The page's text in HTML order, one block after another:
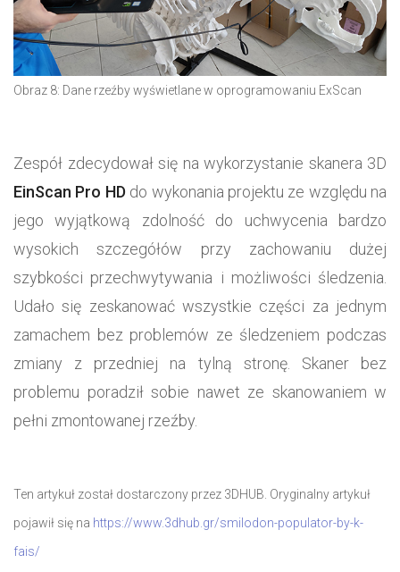
Obraz 8: Dane rzeźby wyświetlane w oprogramowaniu ExScan
Zespół zdecydował się na wykorzystanie skanera 3D
EinScan Pro HDdo wykonania projektu ze względu na
jego wyjątkową zdolność do uchwycenia bardzo
wysokich szczegółów przy zachowaniu dużej
szybkości przechwytywania i możliwości śledzenia.
Udało się zeskanować wszystkie części za jednym
zamachem bez problemów ze śledzeniem podczas
zmiany z przedniej na tylną stronę. Skaner bez
problemu poradził sobie nawet ze skanowaniem w
pełni zmontowanej rzeźby.
Ten artykuł został dostarczony przez 3DHUB. Oryginalny artykuł
pojawił się na https://www.3dhub.gr/smilodon-populator-by-k-
fais/